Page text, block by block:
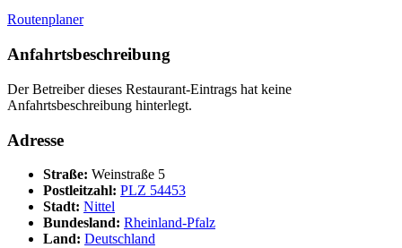
Routenplaner
Anfahrtsbeschreibung
Der Betreiber dieses Restaurant-Eintrags hat keine
Anfahrtsbeschreibung hinterlegt.
Adresse
Straße: Weinstraße 5
Postleitzahl: PLZ 54453
Stadt: Nittel
Bundesland: Rheinland-Pfalz
Land: Deutschland